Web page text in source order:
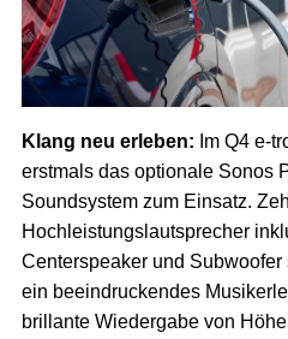
Klang neu erleben: Im Q4 e-
erstmals das optionale Sonos
Soundsystem zum Einsatz.
Hochleistungslautsprecher
Centerspeaker und Subwoofer
ein beeindruckendes
brillante Wiedergabe von